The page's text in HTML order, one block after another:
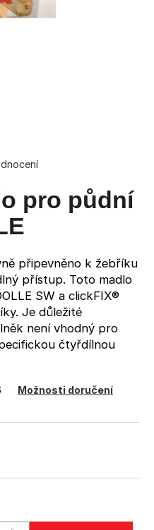
pro půdní
připevněno k žebříku
přístup. Toto madlo
SW a clickFIX®
Je důležité
není vhodný pro
čtyřdílnou
Možnosti doručení